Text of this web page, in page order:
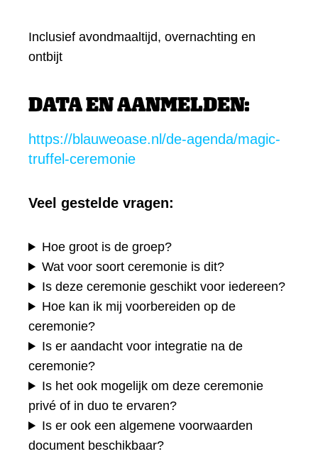
Inclusief avondmaaltijd, overnachting en
ontbijt
DATA EN AANMELDEN:
https://blauweoase.nl/de-agenda/magic-
truffel-ceremonie
Veel gestelde vragen:
Hoe groot is de groep?
Wat voor soort ceremonie is dit?
Is deze ceremonie geschikt voor iedereen?
Hoe kan ik mij voorbereiden op de
ceremonie?
Is er aandacht voor integratie na de
ceremonie?
Is het ook mogelijk om deze ceremonie
privé of in duo te ervaren?
Is er ook een algemene voorwaarden
document beschikbaar?